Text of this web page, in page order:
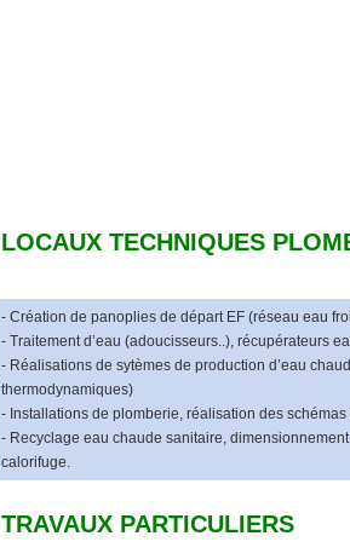
LOCAUX TECHNIQUES
- Création de panoplies de départ EF (réseau eau
- Traitement d’eau (adoucisseurs..), récupérateurs
- Réalisations de sytèmes de production d’eau
thermodynamiques)
- Installations de plomberie, réalisation des
- Recyclage eau chaude sanitaire,
calorifuge.
TRAVAUX PARTICULIERS